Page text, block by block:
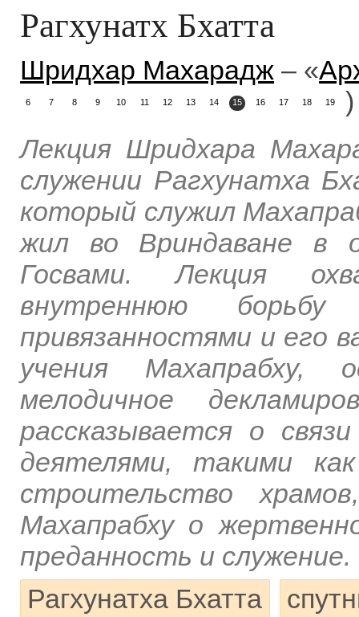
Рагхунатх Бхатта
Шридхар Махарадж – «
6 7 8 9 10 11 12 13 14 15 16 17 18 19
)
Лекция Шридхара
служении Рагхунатха
который служил
жил во Вриндаване в
Госвами. Лекция
внутреннюю
привязанностями и его
учения Махапрабху,
мелодичное
рассказывается о
деятелями, такими
строительство
Махапрабху о
преданность и служение.
Рагхунатха Бхатта